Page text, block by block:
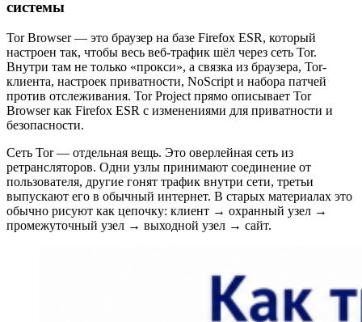
системы
Tor Browser — это браузер на базе Firefox ESR, который
настроен так, чтобы весь веб-трафик шёл через сеть Tor.
Внутри там не только «прокси», а связка из браузера, Tor-
клиента, настроек приватности, NoScript и набора патчей
против отслеживания. Tor Project прямо описывает Tor
Browser как Firefox ESR с изменениями для приватности и
безопасности.
Сеть Tor — отдельная вещь. Это оверлейная сеть из
ретрансляторов. Одни узлы принимают соединение от
пользователя, другие гонят трафик внутри сети, третьи
выпускают его в обычный интернет. В старых материалах это
обычно рисуют как цепочку: клиент → охранный узел →
промежуточный узел → выходной узел → сайт.